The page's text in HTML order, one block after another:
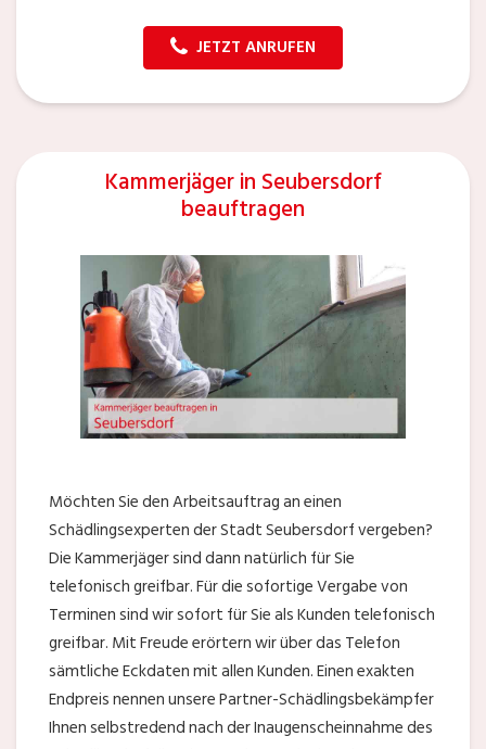
JETZT ANRUFEN
Kammerjäger in Seubersdorf
beauftragen
Möchten Sie den Arbeitsauftrag an einen
Schädlingsexperten der Stadt Seubersdorf vergeben?
Die Kammerjäger sind dann natürlich für Sie
telefonisch greifbar. Für die sofortige Vergabe von
Terminen sind wir sofort für Sie als Kunden telefonisch
greifbar. Mit Freude erörtern wir über das Telefon
sämtliche Eckdaten mit allen Kunden. Einen exakten
Endpreis nennen unsere Partner-Schädlingsbekämpfer
Ihnen selbstredend nach der Inaugenscheinnahme des